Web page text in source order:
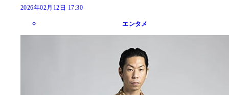
2026年02月12日 17:30
エンタメ